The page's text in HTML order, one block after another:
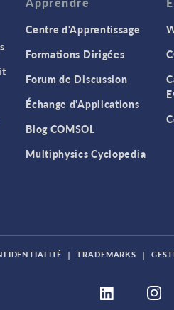
Centre d'Apprentissage
Formations Dirigées
Forum de Discussion
Échange d'Applications
Blog COMSOL
Multiphysics Cyclopedia
| TRADEMARKS |